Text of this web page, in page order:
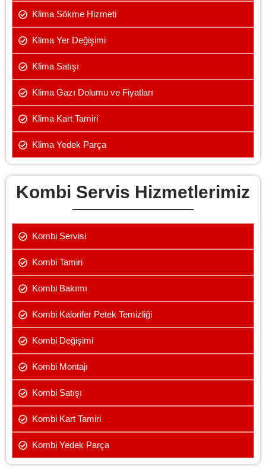
Klima Sökme Hizmeti
Klima Yer Değişimi
Klima Satışı
Klima Gazı Dolumu ve Fiyatları
Klima Kart Tamiri
Klima Yedek Parça
Kombi Servis Hizmetlerimiz
Kombi Servisi
Kombi Tamiri
Kombi Bakımı
Kombi Kalorifer Petek Temizliği
Kombi Değişimi
Kombi Montajı
Kombi Satışı
Kombi Kart Tamiri
Kombi Yedek Parça